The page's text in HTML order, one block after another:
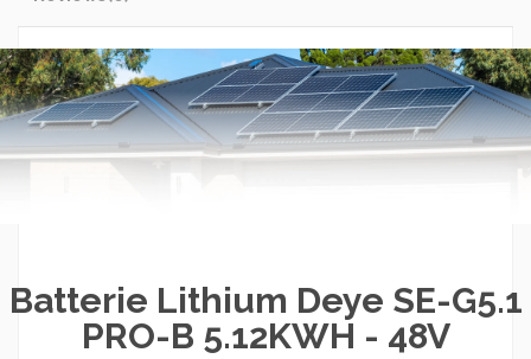
Batterie Lithium Deye SE-G5.1
PRO-B 5.12KWH - 48V